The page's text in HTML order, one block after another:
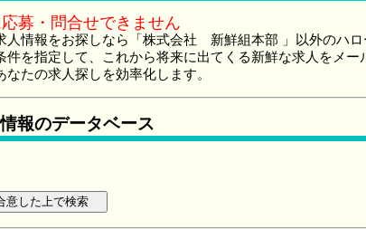
募・問合せできません
人情報をお探しなら「株式会社 新鮮組本部 」以外のハ
件を指定して、これから将来に出てくる新鮮な求人をメー
なたの求人探しを効率化します。
報のデータベース